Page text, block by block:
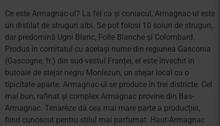
Ce este Armagnac-ul? La fel ca și coniacul, Armagnac-ul este
un distilat de struguri albi. Se pot folosi 10 soiuri de struguri,
dar predomină Ugni Blanc, Folle Blanche și Colombard.
Produs în comitatul cu același nume din regiunea Gasconia
(Gascogne, fr.) din sud-vestul Franței, el este învechit în
butoaie de stejar negru Monlezun, un stejar local cu o
tipicitate aparte. Armagnac-ul se produce în trei districte. Cel
mai bun, rafinat și complex Armagnac provine din Bas-
Armagnac. Ténarèze dă cea mai mare parte a producției,
fiind cunoscut pentru stilul mai parfumat. Haut-Armagnac